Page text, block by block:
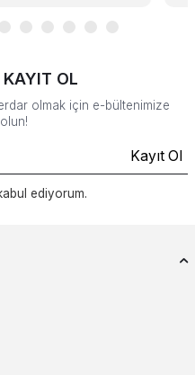
KAYIT OL
olmak için e-bültenimize
Kayıt Ol
ediyorum.